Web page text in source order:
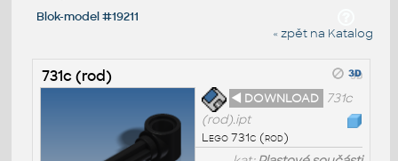
Blok-model #19211
« zpět na Katalog
731c (rod)
◄ DOWNLOAD
731c
(rod).ipt
Lego 731c (rod)